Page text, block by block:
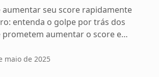
aumentar seu score rapidamente
entenda o golpe por trás dos
prometem aumentar o score e
maio de 2025